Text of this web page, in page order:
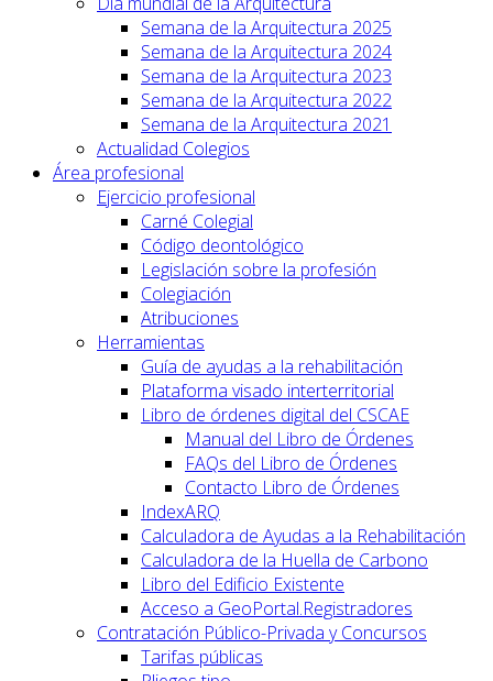
Semana de la Arquitectura 2025
Semana de la Arquitectura 2024
Semana de la Arquitectura 2023
Semana de la Arquitectura 2022
Semana de la Arquitectura 2021
Actualidad Colegios
Área profesional
Ejercicio profesional
Carné Colegial
Código deontológico
Legislación sobre la profesión
Colegiación
Atribuciones
Herramientas
Guía de ayudas a la rehabilitación
Plataforma visado interterritorial
Libro de órdenes digital del CSCAE
Manual del Libro de Órdenes
FAQs del Libro de Órdenes
Contacto Libro de Órdenes
IndexARQ
Calculadora de Ayudas a la Rehabilitación
Calculadora de la Huella de Carbono
Libro del Edificio Existente
Acceso a GeoPortal.Registradores
Contratación Público-Privada y Concursos
Tarifas públicas